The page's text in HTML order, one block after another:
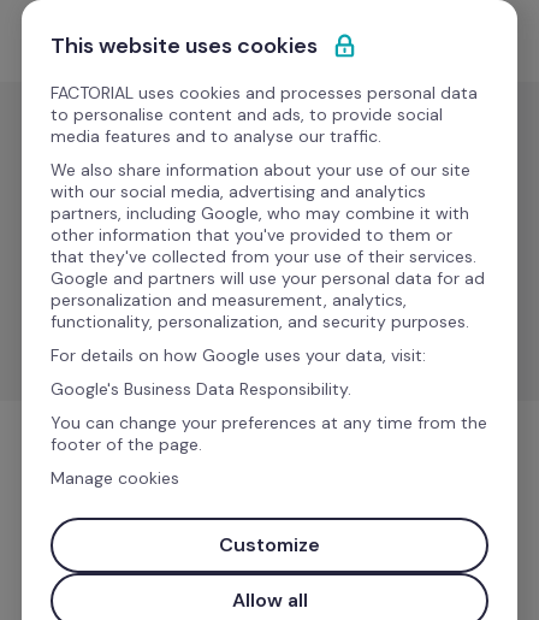
Ir al contenido
Empieza gratis
Nuevo
Gestión de
nóminas
CL
system
Simplifica la gestión de nóminas y centraliza datos de
RR.HH.
This website uses cookies
FACTORIAL uses cookies and processes personal data
to personalise content and ads, to provide social
media features and to analyse our traffic.
We also share information about your use of our site
with our social media, advertising and analytics
partners, including Google, who may combine it with
other information that you've provided to them or
that they've collected from your use of their services.
Google and partners will use your personal data for ad
personalization and measurement, analytics,
functionality, personalization, and security purposes.
For details on how Google uses your data, visit:
Google's Business Data Responsibility.
You can change your preferences at any time from the
footer of the page.
Manage cookies
Customize
Allow all